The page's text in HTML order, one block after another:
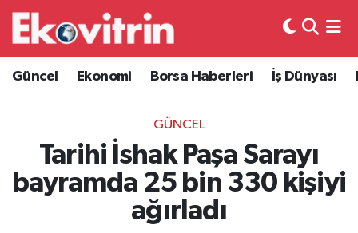
Güncel Ekonomi Borsa Haberleri İş Dünyası
GÜNCEL
Tarihi İshak Paşa Sarayı
bayramda 25 bin 330 kişiyi
ağırladı
Güncel
Ekonomi
Borsa Haberleri
İş Dünyası
Hava Durumu
Trafik Durumu
Süper Lig Puan Durumu ve Fikstür
Tüm Manşetler
Son Dakika Haberleri